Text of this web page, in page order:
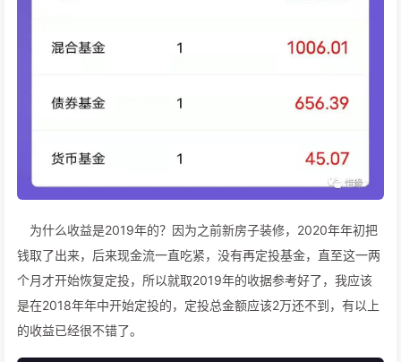
为什么收益是2019年的？因为之前新房子装修，2020年年初把
钱取了出来，后来现金流一直吃紧，没有再定投基金，直至这一两
个月才开始恢复定投，所以就取2019年的收据参考好了，我应该
是在2018年年中开始定投的，定投总金额应该2万还不到，有以上
的收益已经很不错了。